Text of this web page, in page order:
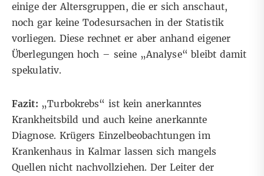
einige der Altersgruppen, die er sich anschaut,
noch gar keine Todesursachen in der Statistik
vorliegen. Diese rechnet er aber anhand eigener
Überlegungen hoch – seine „Analyse“ bleibt damit
spekulativ.
Fazit: „Turbokrebs“ ist kein anerkanntes
Krankheitsbild und auch keine anerkannte
Diagnose. Krügers Einzelbeobachtungen im
Krankenhaus in Kalmar lassen sich mangels
Quellen nicht nachvollziehen. Der Leiter der